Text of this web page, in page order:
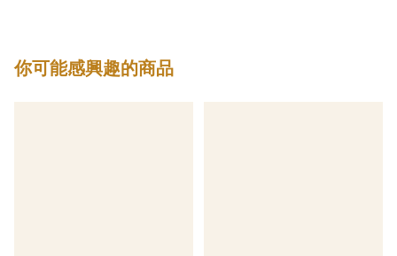
你可能感興趣的商品